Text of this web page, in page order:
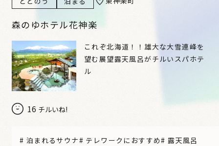
森のゆホテル花神楽
16 チルいね!
これぞ北海道！！雄大な大雪連峰を
望む展望露天風呂がチルいスパホテ
ル
# 泊まれるサウナ# テレワークにおすすめ# 露天風呂